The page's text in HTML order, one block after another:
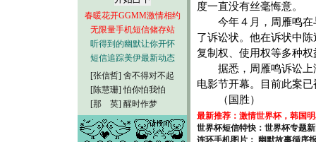
春暖花开GGMM激情相约
无限量手机短信储存站
听得到的幽默让你开怀
短信追踪美伊最新动态
[张信哲] 舍不得对不起
[陈慧珊] 怕你怕我怕
[那 英] 醒时作梦
度一直没有丝毫悔意。
今年４月，周雁鸣在
了诉讼状。他在诉状中
复制权、使用权等多种
据悉，周雁鸣诉讼上
电影节开幕。目前此案
（国胜）
最新推荐：激情世界杯，韩国
世界杯短信特快：世界杯专题
连环手机图片： 幽默故事循序